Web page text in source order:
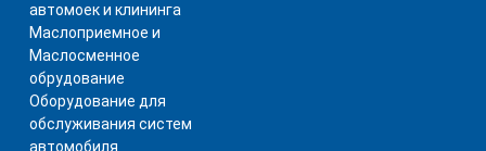
автомоек и клининга
Маслоприемное и
Маслосменное
обрудование
Оборудование для
обслуживания систем
автомобиля